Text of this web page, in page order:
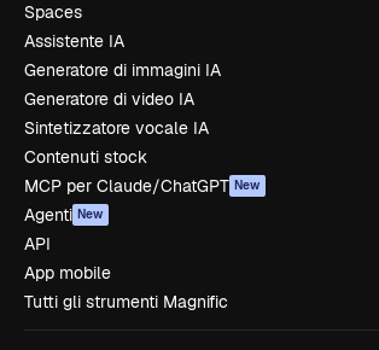
Spaces
Assistente IA
Generatore di immagini IA
Generatore di video IA
Sintetizzatore vocale IA
Contenuti stock
MCP per Claude/ChatGPT New
Agenti New
API
App mobile
Tutti gli strumenti Magnific